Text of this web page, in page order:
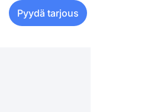
Pyydä tarjous